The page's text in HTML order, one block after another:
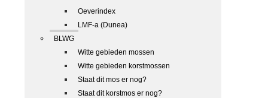
Oeverindex
LMF-a (Dunea)
BLWG
Witte gebieden mossen
Witte gebieden korstmossen
Staat dit mos er nog?
Staat dit korstmos er nog?